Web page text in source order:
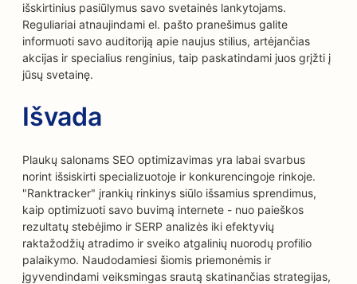
išskirtinius pasiūlymus savo svetainės lankytojams.
Reguliariai atnaujindami el. pašto pranešimus galite
informuoti savo auditoriją apie naujus stilius, artėjančias
akcijas ir specialius renginius, taip paskatindami juos grįžti į
jūsų svetainę.
Išvada
Plaukų salonams SEO optimizavimas yra labai svarbus
norint išsiskirti specializuotoje ir konkurencingoje rinkoje.
"Ranktracker" įrankių rinkinys siūlo išsamius sprendimus,
kaip optimizuoti savo buvimą internete - nuo paieškos
rezultatų stebėjimo ir SERP analizės iki efektyvių
raktažodžių atradimo ir sveiko atgalinių nuorodų profilio
palaikymo. Naudodamiesi šiomis priemonėmis ir
įgyvendindami veiksmingas srautą skatinančias strategijas,